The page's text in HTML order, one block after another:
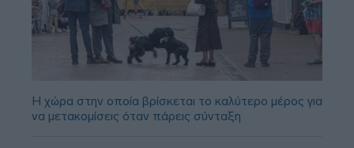
Η χώρα στην οποία βρίσκεται το καλύτερο μέρος για
να μετακομίσεις όταν πάρεις σύνταξη